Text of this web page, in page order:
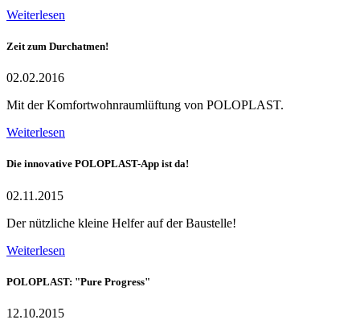
Weiterlesen
Zeit zum Durchatmen!
02.02.2016
Mit der Komfortwohnraumlüftung von POLOPLAST.
Weiterlesen
Die innovative POLOPLAST-App ist da!
02.11.2015
Der nützliche kleine Helfer auf der Baustelle!
Weiterlesen
POLOPLAST: "Pure Progress"
12.10.2015